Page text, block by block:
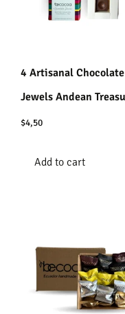
4 Artisanal Chocolate
Jewels Andean
$4,50
Add to cart